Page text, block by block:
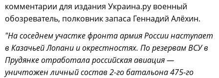
комментарии для издания Украина.ру военный
обозреватель, полковник запаса Геннадий Алёхин.
"На соседнем участке фронта армия России наступает
в Казачьей Лопани и окрестностях. По резервам ВСУ в
Прудянке отработала российская авиация —
уничтожен личный состав 2-го батальона 475-го